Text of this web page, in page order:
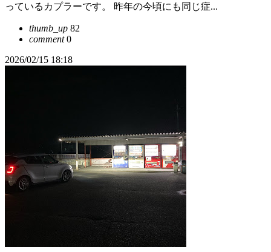
っているカプラーです。 昨年の今頃にも同じ症...
thumb_up 82
comment0
2026/02/15 18:18